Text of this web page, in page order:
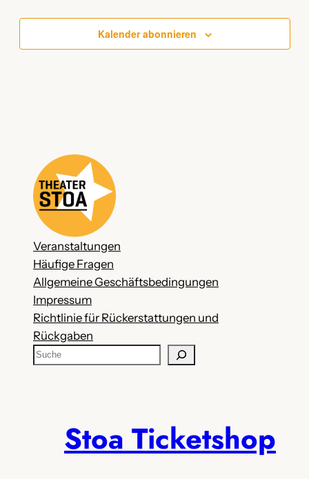
Kalender abonnieren
Veranstaltungen
Häufige Fragen
Allgemeine Geschäftsbedingungen
Impressum
Richtlinie für Rückerstattungen und
Rückgaben
S
Stoa Ticketshop